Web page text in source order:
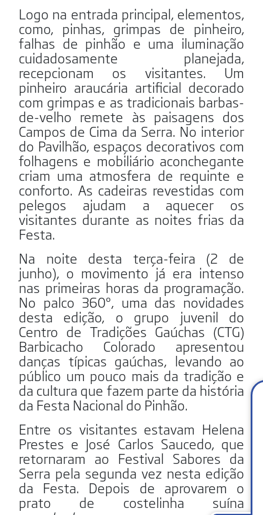
Logo na entrada principal, elementos,
como, pinhas, grimpas de pinheiro,
falhas de pinhão e uma iluminação
cuidadosamente planejada,
recepcionam os visitantes. Um
pinheiro araucária artificial decorado
com grimpas e as tradicionais barbas-
de-velho remete às paisagens dos
Campos de Cima da Serra. No interior
do Pavilhão, espaços decorativos com
folhagens e mobiliário aconchegante
criam uma atmosfera de requinte e
conforto. As cadeiras revestidas com
pelegos ajudam a aquecer os
visitantes durante as noites frias da
Festa.
Na noite desta terça-feira (2 de
junho), o movimento já era intenso
nas primeiras horas da programação.
No palco 360º, uma das novidades
desta edição, o grupo juvenil do
Centro de Tradições Gaúchas (CTG)
Barbicacho Colorado apresentou
danças típicas gaúchas, levando ao
público um pouco mais da tradição e
da cultura que fazem parte da história
da Festa Nacional do Pinhão.
Entre os visitantes estavam Helena
Prestes e José Carlos Saucedo, que
retornaram ao Festival Sabores da
Serra pela segunda vez nesta edição
da Festa. Depois de aprovarem o
prato de costelinha suína